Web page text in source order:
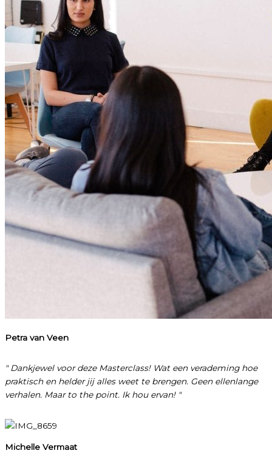
Petra van Veen
" Dankjewel voor deze Masterclass! Wat een verademing hoe
praktisch en helder jij alles weet te brengen. Geen ellenlange
verhalen. Maar to the point. Ik hou ervan! "
Michelle Vermaat